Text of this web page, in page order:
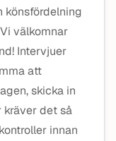
könsfördelning
välkomnar
Intervjuer
att
skicka in
kräver det så
innan